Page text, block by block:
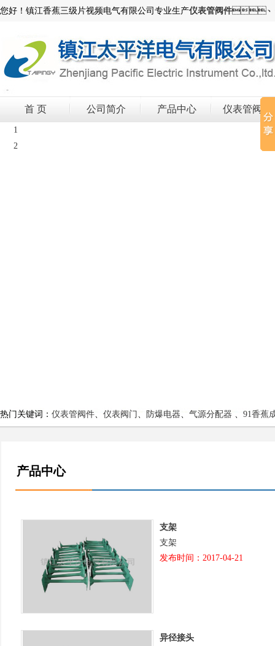
您好！镇江香蕉三级片视频电气有限公司专业生产仪表管阀件、
首 页 公司简介 产品中心 仪表管阀件
1
2
热门关键词： 仪表管阀件、 仪表阀门 、 防爆电器、 气源分配器 、 91香蕉
产品中心
支架
支架
发布时间：2017-04-21
异径接头